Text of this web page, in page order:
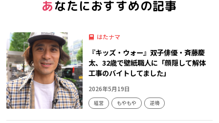
あなたにおすすめの記事
はたナマ
『キッズ・ウォー』双子俳優・斉藤慶
太、32歳で壁紙職人に「顔隠して解体
工事のバイトしてました」
2026年5月19日
経営 もやもや 逆境